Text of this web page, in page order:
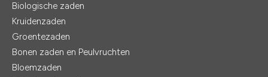
Biologische zaden
Kruidenzaden
Groentezaden
Bonen zaden en Peulvruchten
Bloemzaden